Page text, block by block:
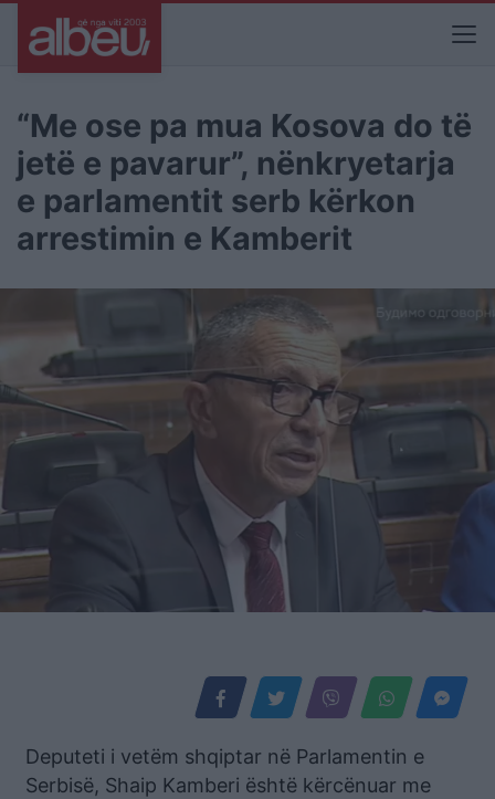
“Me ose pa mua Kosova do të
jetë e pavarur”, nënkryetarja
e parlamentit serb kërkon
arrestimin e Kamberit
Deputeti i vetëm shqiptar në Parlamentin e
Serbisë, Shaip Kamberi është kërcënuar me